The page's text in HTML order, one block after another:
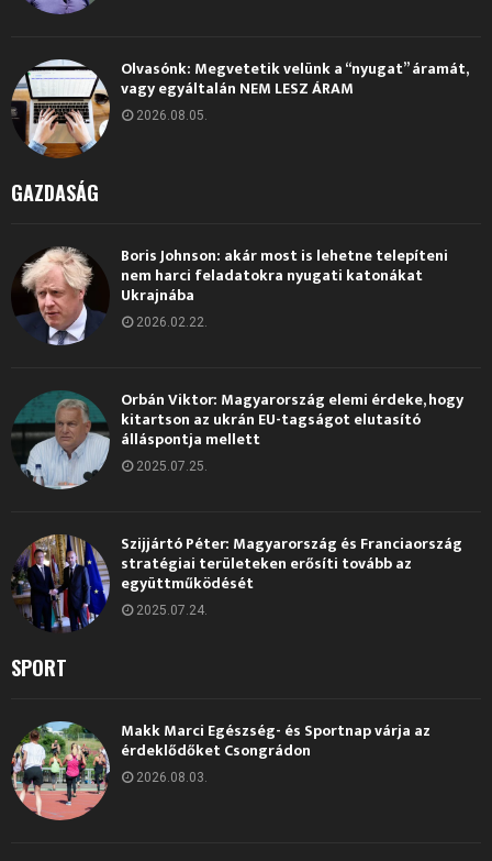
Olvasónk: Megvetetik velünk a “nyugat” áramát,
vagy egyáltalán NEM LESZ ÁRAM
2026.08.05.
GAZDASÁG
Boris Johnson: akár most is lehetne telepíteni
nem harci feladatokra nyugati katonákat
Ukrajnába
2026.02.22.
Orbán Viktor: Magyarország elemi érdeke, hogy
kitartson az ukrán EU-tagságot elutasító
álláspontja mellett
2025.07.25.
Szijjártó Péter: Magyarország és Franciaország
stratégiai területeken erősíti tovább az
együttműködését
2025.07.24.
SPORT
Makk Marci Egészség- és Sportnap várja az
érdeklődőket Csongrádon
2026.08.03.